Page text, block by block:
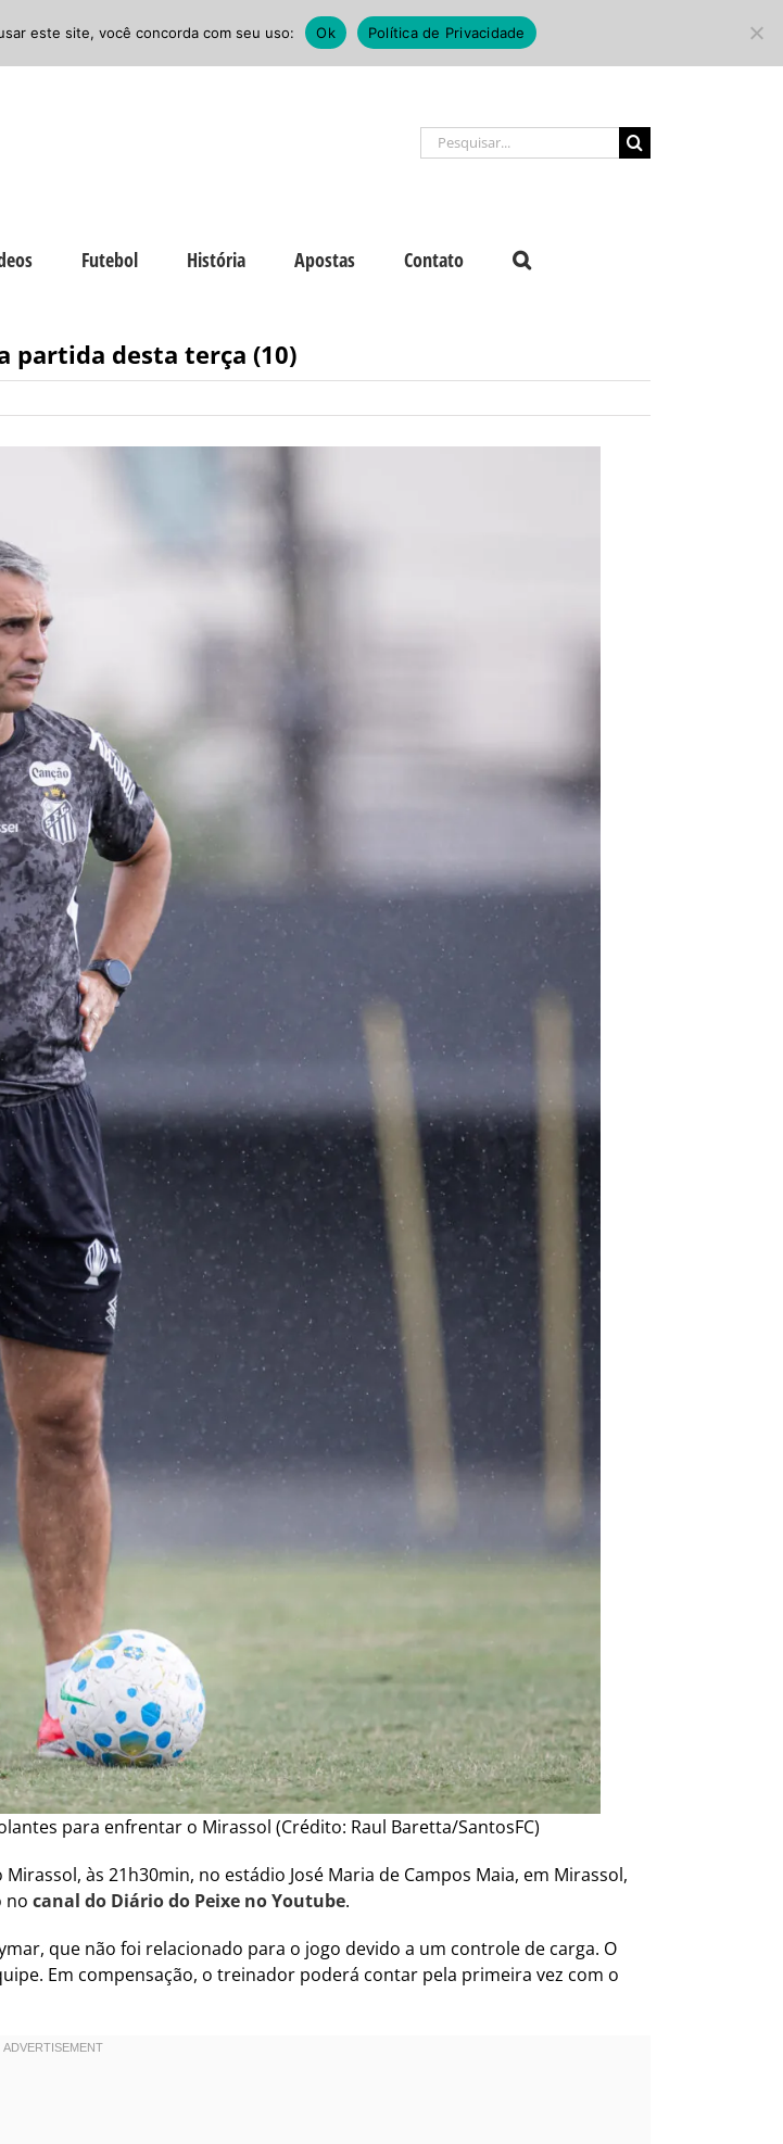
Buscar
resultados
Futebol História Apostas Contato
partida desta terça (10)
para enfrentar o Mirassol (Crédito: Raul Baretta/SantosFC)
às 21h30min, no estádio José Maria de Campos Maia, em Mirassol,
no canal do Diário do Peixe no Youtube.
que não foi relacionado para o jogo devido a um controle de carga. O
Em compensação, o treinador poderá contar pela primeira vez com o
este site, você concorda com seu uso: Ok Política de Privacidade